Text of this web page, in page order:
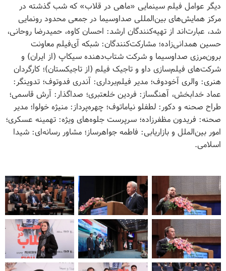
دیگر عوامل فیلم سینمایی «ماهی در قلاب» که شب گذشته در
مرکز همایش‌های بین‌المللی صداوسیما در جمعی محدود رونمایی
شد، عبارت‌اند از تهیه‌کنندگان ارشد: احسان کاوه، حمیدرضا روحانی،
حسین همدانی‌زاده؛ مشارکت‌کنندگان: شبکه آی‌فیلم معاونت
برون‌مرزی صداوسیما و شرکت شتاب‌دهنده سیکاپ (از ایران) و
شرکت‌های فیلم‌سازی داو و تاجیک فیلم (از تاجیکستان)؛ کارگردان
هنری: والری آخودوف؛ مدیر فیلم‌برداری: آندری فدوتوف؛ تدوینگر:
عماد خدابخش، آهنگساز: فردین خلعتبری؛ صداگذار: آرش قاسمی؛
طراح صحنه و دکور: لطفلو نیاماتوف؛ چهره‌پرداز: منیژه خولوا؛ مدیر
صحنه: فریدون مظفرزاده؛ سرپرست جلوه‌های ویژه: تهمینه عسکری؛
امور بین‌الملل و بازاریابی: فاطمه جواهرساز؛ مشاور رسانه‌ای: شیدا
اسلامی.